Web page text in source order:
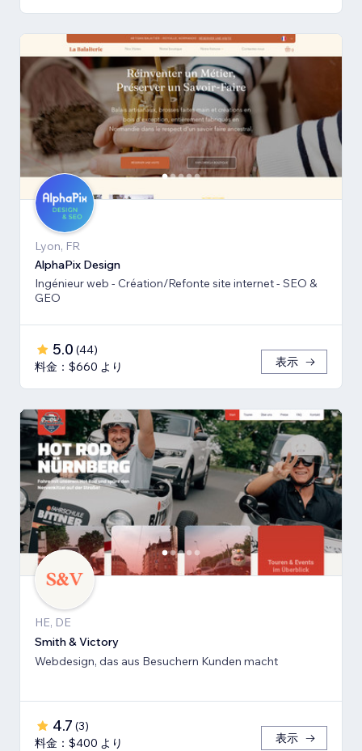
Lyon, FR
AlphaPix Design
Ingénieur web - Création/Refonte site internet - SEO &
GEO
5.0 (44)
料金：$660 より
表示
HE, DE
Smith & Victory
Webdesign, das aus Besuchern Kunden macht
4.7 (3)
料金：$400 より
表示